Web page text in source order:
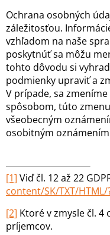
Ochrana osobných
záležitosťou.
vzhľadom na naše
poskytnúť sa môžu
tohto dôvodu si
podmienky upraviť a
V prípade, sa
spôsobom, túto
všeobecným
osobitným
[1] Viď čl. 12 až 22
content/SK/TXT/HTML/
[2] Ktoré v zmysle čl. 4
príjemcov.